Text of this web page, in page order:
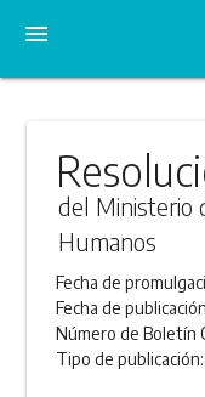
menu
del Ministerio
Humanos
Fecha de
Fecha de
Número de Boletín
Tipo de